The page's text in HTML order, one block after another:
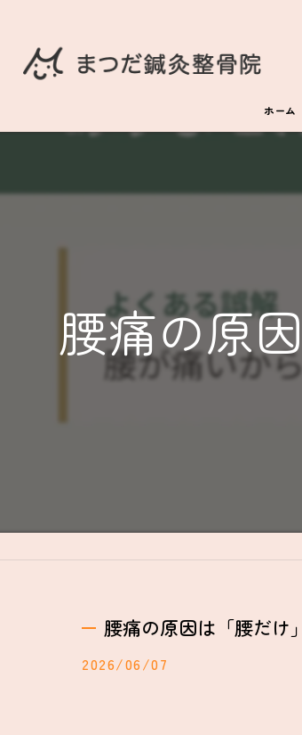
ホーム
腰痛の原
腰痛の原因は「腰だけ
2026/06/07